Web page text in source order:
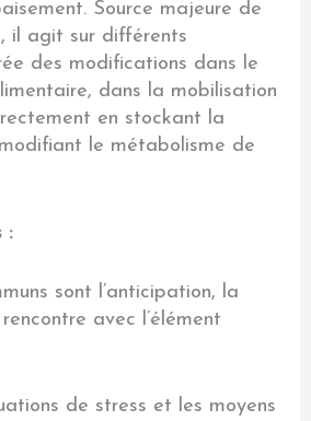
Source majeure de
il agit sur différents
des modifications dans le
dans la mobilisation
en stockant la
le métabolisme de
:
sont l’anticipation, la
avec l’élément
de stress et les moyens